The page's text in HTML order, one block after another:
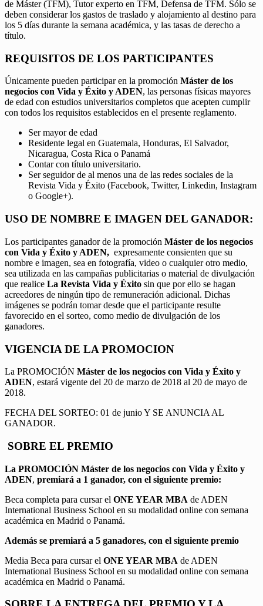
de Máster (TFM), Tutor experto en TFM, Defensa de TFM. Sólo se
deben considerar los gastos de traslado y alojamiento al destino para
los 5 días durante la semana académica, y las tasas de derecho a
título.
REQUISITOS DE LOS PARTICIPANTES
Únicamente pueden participar en la promoción Máster de los
negocios con Vida y Éxito y ADEN, las personas físicas mayores
de edad con estudios universitarios completos que acepten cumplir
con todos los requisitos establecidos en el presente reglamento.
Ser mayor de edad
Residente legal en Guatemala, Honduras, El Salvador,
Nicaragua, Costa Rica o Panamá
Contar con título universitario.
Ser seguidor de al menos una de las redes sociales de la
Revista Vida y Éxito (Facebook, Twitter, Linkedin, Instagram
o Google+).
USO DE NOMBRE E IMAGEN DEL GANADOR:
Los participantes ganador de la promoción Máster de los negocios
con Vida y Éxito y ADEN, expresamente consienten que su
nombre e imagen, sea en fotografía, video o cualquier otro medio,
sea utilizada en las campañas publicitarias o material de divulgación
que realice La Revista Vida y Éxito sin que por ello se hagan
acreedores de ningún tipo de remuneración adicional. Dichas
imágenes se podrán tomar desde que el participante resulte
favorecido en el sorteo, como medio de divulgación de los
ganadores.
VIGENCIA DE LA PROMOCION
La PROMOCIÓN Máster de los negocios con Vida y Éxito y
ADEN, estará vigente del 20 de marzo de 2018 al 20 de mayo de
2018.
FECHA DEL SORTEO: 01 de junio Y SE ANUNCIA AL
GANADOR.
SOBRE EL PREMIO
La PROMOCIÓN Máster de los negocios con Vida y Éxito y
ADEN, premiará a 1 ganador, con el siguiente premio:
Beca completa para cursar el ONE YEAR MBA de ADEN
International Business School en su modalidad online con semana
académica en Madrid o Panamá.
Además se premiará a 5 ganadores, con el siguiente premio
Media Beca para cursar el ONE YEAR MBA de ADEN
International Business School en su modalidad online con semana
académica en Madrid o Panamá.